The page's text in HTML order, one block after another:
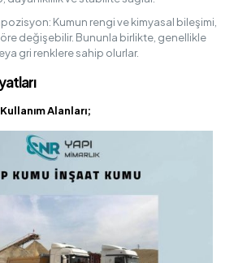
Kumun rengi ve kimyasal bileşimi,
değişebilir. Bununla birlikte, genellikle
gri renklere sahip olurlar.
Alanları;